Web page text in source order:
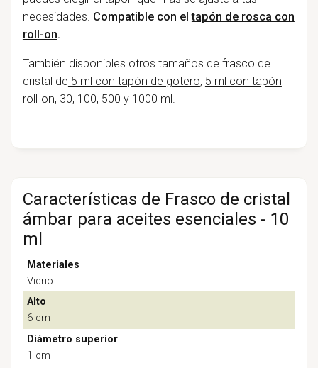
necesidades. Compatible con eltapón de rosca con
roll-on.
También disponibles otros tamaños de frasco de
cristal de 5 ml con tapón de gotero, 5 ml con tapón
roll-on, 30, 100, 500 y 1000 ml.
Características de Frasco de cristal
ámbar para aceites esenciales - 10
ml
Materiales
Vidrio
Alto
6 cm
Diámetro superior
1 cm